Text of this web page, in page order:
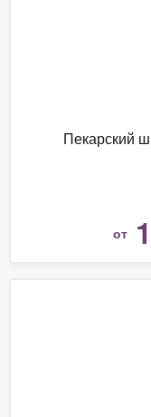
Пекарский
от